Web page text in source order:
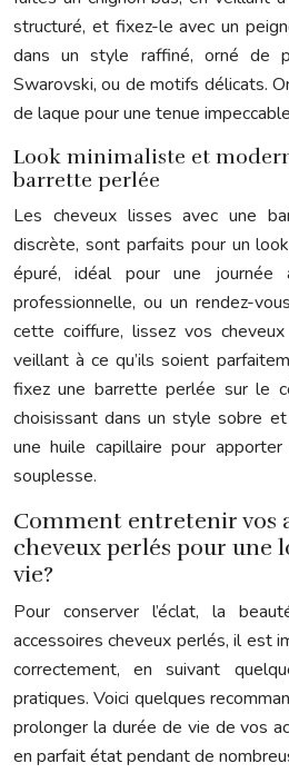
structuré, et fixez-le avec un
dans un style raffiné, orné de
Swarovski, ou de motifs délicats.
de laque pour une tenue
Look minimaliste et
barrette perlée
Les cheveux lisses avec une
discrète, sont parfaits pour un
épuré, idéal pour une journée
professionnelle, ou un rendez-
cette coiffure, lissez vos
veillant à ce qu’ils soient
fixez une barrette perlée sur le
choisissant dans un style sobre
une huile capillaire pour
souplesse.
Comment entretenir vos
cheveux perlés pour une
vie?
Pour conserver l’éclat, la
accessoires cheveux perlés, il est
correctement, en suivant
pratiques. Voici quelques
prolonger la durée de vie de vos
en parfait état pendant de